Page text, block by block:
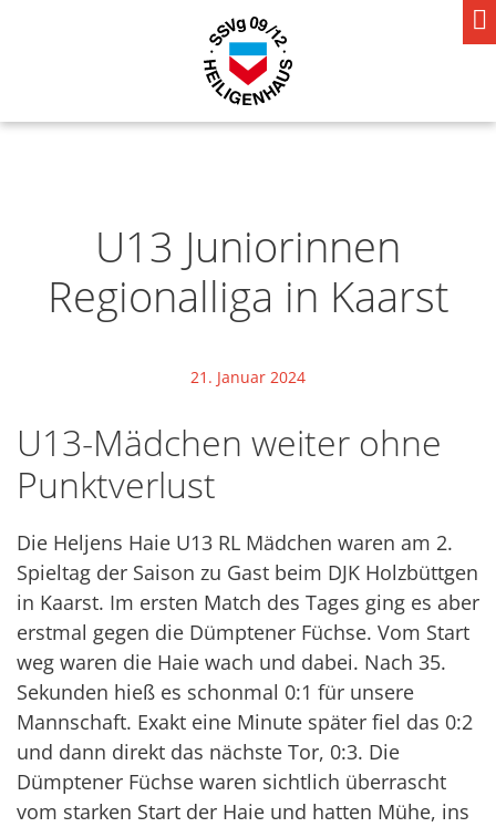
U13 Juniorinnen
Regionalliga in Kaarst
21. Januar 2024
U13-Mädchen weiter ohne
Punktverlust
Die Heljens Haie U13 RL Mädchen waren am 2.
Spieltag der Saison zu Gast beim DJK Holzbüttgen
in Kaarst. Im ersten Match des Tages ging es aber
erstmal gegen die Dümptener Füchse. Vom Start
weg waren die Haie wach und dabei. Nach 35.
Sekunden hieß es schonmal 0:1 für unsere
Mannschaft. Exakt eine Minute später fiel das 0:2
und dann direkt das nächste Tor, 0:3. Die
Dümptener Füchse waren sichtlich überrascht
vom starken Start der Haie und hatten Mühe, ins